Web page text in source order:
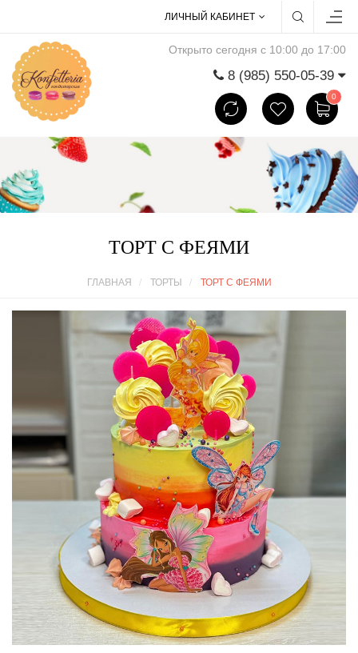
ЛИЧНЫЙ КАБИНЕТ
Открыто сегодня с 10:00 до 17:00
8 (985) 550-05-39
0
ТОРТ С ФЕЯМИ
ГЛАВНАЯ ТОРТЫ ТОРТ С ФЕЯМИ